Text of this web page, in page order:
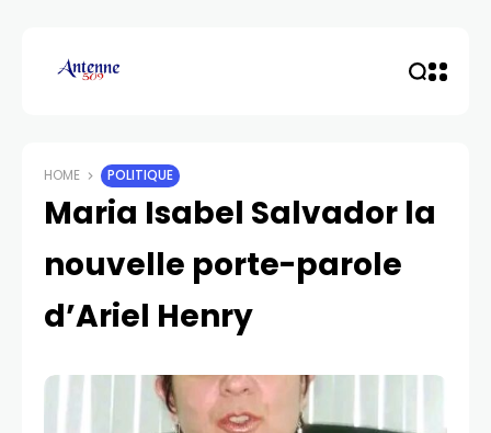
HOME POLITIQUE
Maria Isabel Salvador la
nouvelle porte-parole
d’Ariel Henry